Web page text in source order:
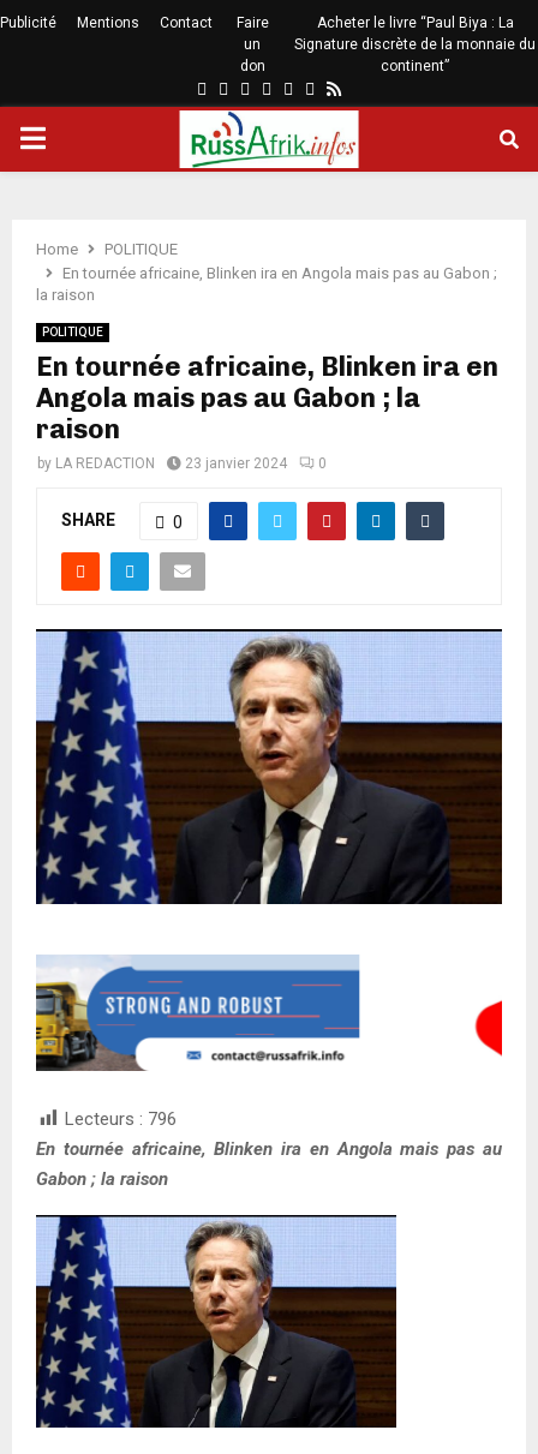
Publicité Mentions Contact
Faire
un
don
Acheter le livre “Paul Biya : La
Signature discrète de la monnaie du
continent”
Home
POLITIQUE
En tournée africaine, Blinken ira en Angola mais pas au Gabon ;
la raison
POLITIQUE
En tournée africaine, Blinken ira en
Angola mais pas au Gabon ; la
raison
by LA REDACTION 23 janvier 2024 0
SHARE 0
Lecteurs : 796
En tournée africaine, Blinken ira en Angola mais pas au
Gabon ; la raison